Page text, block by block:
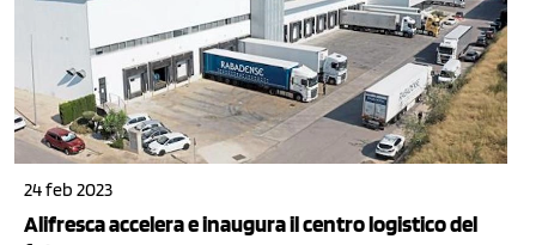
24 feb 2023
Alifresca accelera e inaugura il centro logistico del